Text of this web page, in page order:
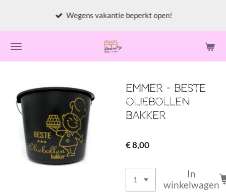
de
Wegens vakantie beperkt open!
Emmer - Beste
oliebollen
bakker
€ 8,00
In
winkelwagen